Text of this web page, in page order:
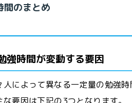
間のまとめ
強時間が変動する要因
によって異なる一定量の勉強